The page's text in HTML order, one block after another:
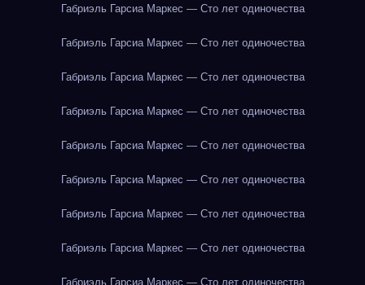
Габриэль Гарсиа Маркес — Сто лет одиночества
Габриэль Гарсиа Маркес — Сто лет одиночества
Габриэль Гарсиа Маркес — Сто лет одиночества
Габриэль Гарсиа Маркес — Сто лет одиночества
Габриэль Гарсиа Маркес — Сто лет одиночества
Габриэль Гарсиа Маркес — Сто лет одиночества
Габриэль Гарсиа Маркес — Сто лет одиночества
Габриэль Гарсиа Маркес — Сто лет одиночества
Габриэль Гарсиа Маркес — Сто лет одиночества